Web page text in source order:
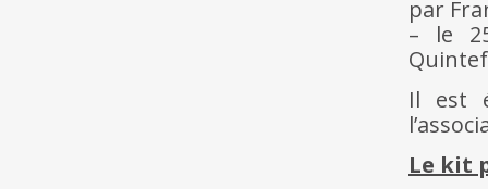
par
– le
Il est
Le kit